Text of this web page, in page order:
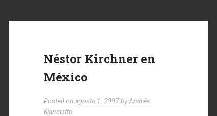
Néstor Kirchner en
México
Posted onagosto 1, 2007byAndrés
Bianciotto